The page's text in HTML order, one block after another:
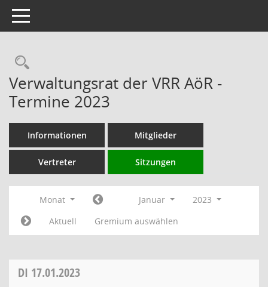
Toggle navigation
Rechercheauswahl
Verwaltungsrat der VRR AöR -
Termine 2023
Informationen Mitglieder
Vertreter Sitzungen
Monat Januar
2023
Aktuell
Gremium auswählen
DI 17.01.2023